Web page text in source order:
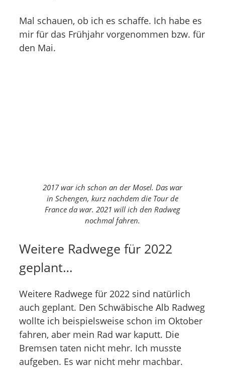
Mal schauen, ob ich es schaffe. Ich habe es
mir für das Frühjahr vorgenommen bzw. für
den Mai.
2017 war ich schon an der Mosel. Das war
in Schengen, kurz nachdem die Tour de
France da war. 2021 will ich den Radweg
nochmal fahren.
Weitere Radwege für 2022
geplant…
Weitere Radwege für 2022 sind natürlich
auch geplant. Den Schwäbische Alb Radweg
wollte ich beispielsweise schon im Oktober
fahren, aber mein Rad war kaputt. Die
Bremsen taten nicht mehr. Ich musste
aufgeben. Es war nicht mehr machbar.